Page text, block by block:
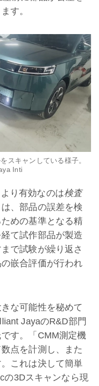
す。
スキャンしている様子。
Inti
り有効なのは検査
、部品の誤差を検
めの基準となる精
て試作部品が製造
で試験が繰り返さ
嵌合評価が行われ
な可能性を秘めて
JayaのR&D部門
す。「CMM測定機
点を計測し、また
これは決して簡単
の3Dスキャンなら現